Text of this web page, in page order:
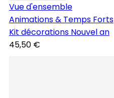
Vue d'ensemble
Animations & Temps Forts
Kit décorations Nouvel an
45,50 €